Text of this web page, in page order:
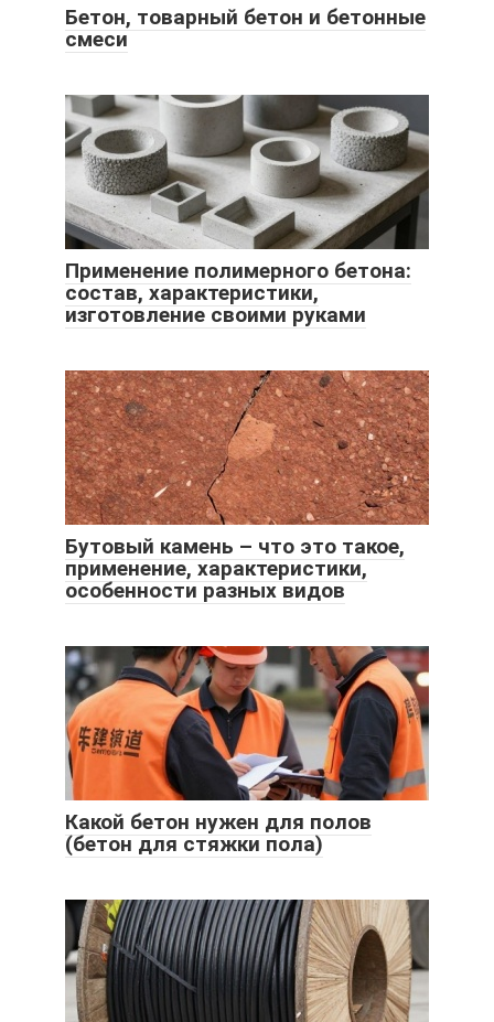
Бетон, товарный бетон и бетонные
смеси
Применение полимерного бетона:
состав, характеристики,
изготовление своими руками
Бутовый камень – что это такое,
применение, характеристики,
особенности разных видов
Какой бетон нужен для полов
(бетон для стяжки пола)